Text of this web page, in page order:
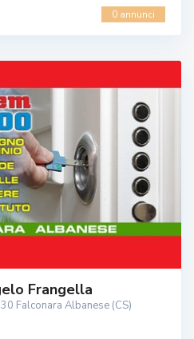
0 annunci
Frangella
Falconara Albanese (CS)